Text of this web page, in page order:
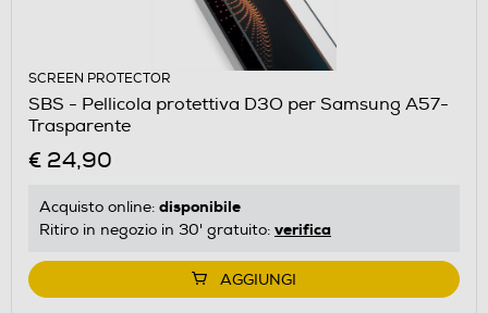
SCREEN PROTECTOR
SBS - Pellicola protettiva D3O per Samsung A57-
Trasparente
€ 24,90
Acquisto online: disponibile
Ritiro in negozio in 30' gratuito: verifica
AGGIUNGI